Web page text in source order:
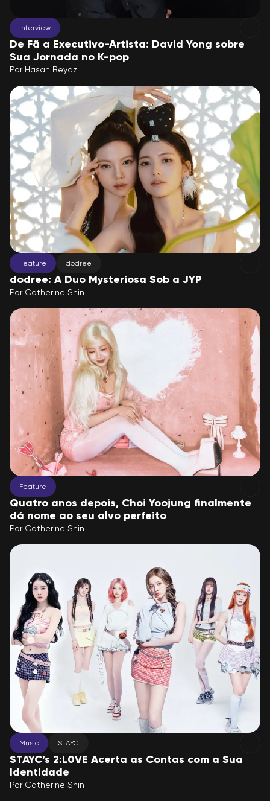
Interview
De Fã a Executivo-Artista: David Yong sobre
Sua Jornada no K-pop
Por Hasan Beyaz
Feature dodree
dodree: A Duo Mysteriosa Sob a JYP
Por Catherine Shin
Feature
Quatro anos depois, Choi Yoojung finalmente
dá nome ao seu alvo perfeito
Por Catherine Shin
Music STAYC
STAYC’s 2:L0VE Acerta as Contas com a Sua
Identidade
Por Catherine Shin